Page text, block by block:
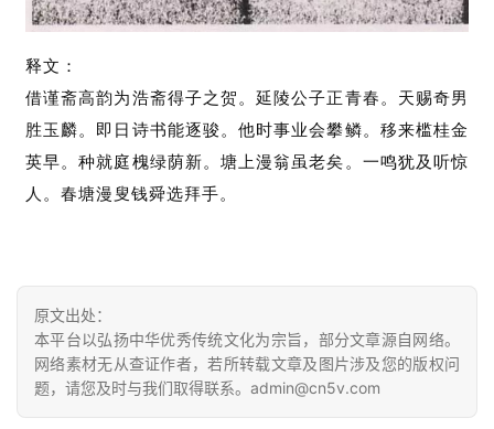
释文：
借谨斋高韵为浩斋得子之贺。延陵公子正青春。天赐奇男
胜玉麟。即日诗书能逐骏。他时事业会攀鳞。移来槛桂金
英早。种就庭槐绿荫新。塘上漫翁虽老矣。一鸣犹及听惊
人。春塘漫叟钱舜选拜手。
原文出处：
本平台以弘扬中华优秀传统文化为宗旨，部分文章源自网络。
网络素材无从查证作者，若所转载文章及图片涉及您的版权问
题，请您及时与我们取得联系。admin@cn5v.com